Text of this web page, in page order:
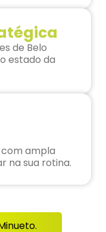
de Belo
estado da
com ampla
na sua rotina.